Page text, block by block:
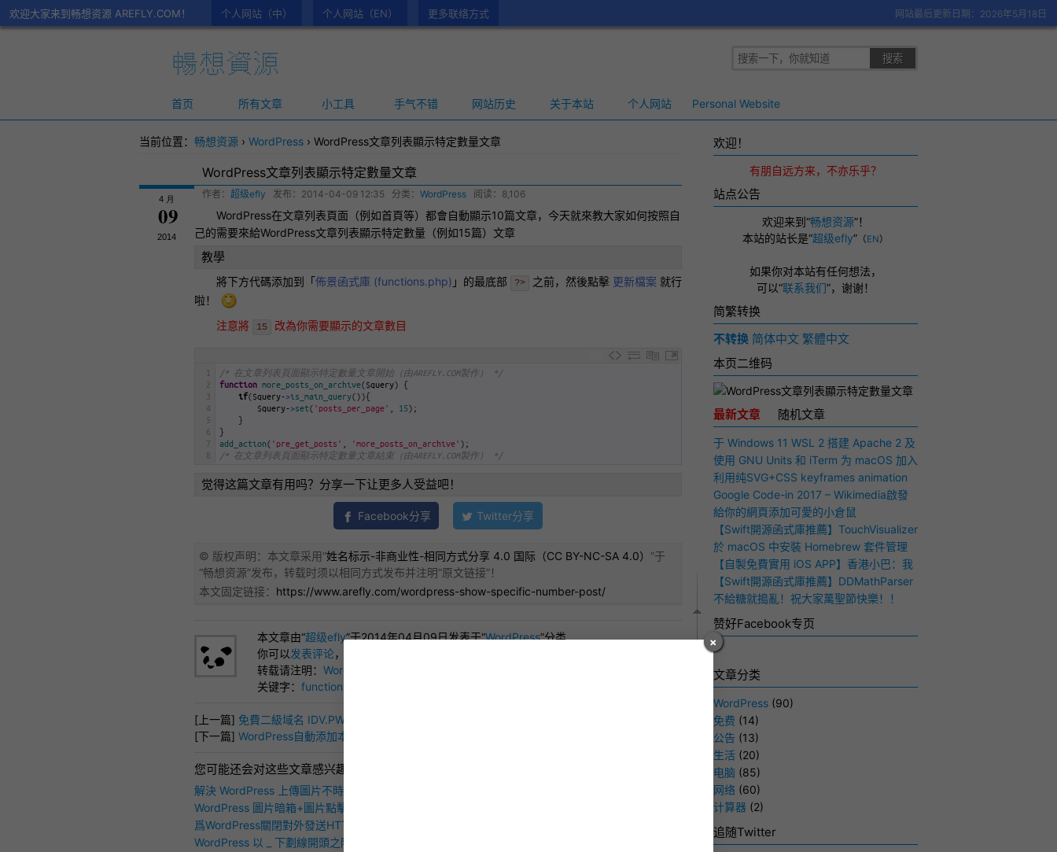
网站最后更新日期：2026年5月18日
欢迎大家来到畅想资源 AREFLY.COM！ 个人网站（中） 个人网站（EN） 更多联络方式
首页 所有文章 小工具 手气不错 网站历史 关于本站 个人网站 Personal Website
×
当前位置： 畅想资源 › WordPress › WordPress文章列表顯示特定數量文章
WordPress文章列表顯示特定數量文章
4 月
09
2014
作者： 超级efly 发布： 2014-04-09 12:35 分类： WordPress 阅读：8,106
WordPress在文章列表頁面（例如首頁等）都會自動顯示10篇文章，今天就來教大家如何按照自
己的需要來給WordPress文章列表顯示特定數量（例如15篇）文章
教學
將下方代碼添加到「佈景函式庫 (functions.php) 」的最底部 ?> 之前，然後點擊 更新檔案 就行
啦！
注意將
15 改為你需要顯示的文章數目
2
3
4
5
6
7
8
/* 在文章列表頁面顯示特定數量文章開始（由AREFLY.COM製作） */
function more_posts_on_archive($query)
{
if($query->is_main_query()){
$query->set( 'posts_per_page' 15) ;
}
}
add_action( 'pre_get_posts' 'more_posts_on_archive' ) ;
/* 在文章列表頁面顯示特定數量文章結束（由AREFLY.COM製作） */
觉得这篇文章有用吗？分享一下让更多人受益吧！
Facebook分享 Twitter分享
© 版权声明：本文章采用“姓名标示-非商业性-相同方式分享 4.0 国际（CC BY-NC-SA 4.0） ”于
“畅想资源”发布，转载时须以相同方式发布并注明“原文链接”！
本文固定链接： https://www.arefly.com/wordpress-show-specific-number-post/
本文章由“超级efly”于2014年04月09日发表于“WordPress”分类
你可以 发表评论，并在保留
转载请注明： WordPress文章列表顯示特定數量文章 | 畅想资源
关键字： functions.php
[上一篇] 免費二級域名 IDV.PW 申請
[下一篇] WordPress自動添加本頁二維碼
您可能还会对这些文章感兴趣！
解決 WordPress 上傳圖片不時出現的奇怪
「HTTP錯誤」問題
WordPress 圖片暗箱+圖片點擊放大外掛 WP
FancyZoom 介紹
爲WordPress關閉對外發送HTTP請求以加快訪
問速度（可設定白名單！）
WordPress 以 _ 下劃線開頭之隱藏自定欄位
欢迎！
有朋自远方来，不亦乐乎？
站点公告
欢迎来到“畅想资源”！
本站的站长是“超级efly” （EN）
如果你对本站有任何想法，
可以“联系我们”， 谢谢！
简繁转换
不转换 简体中文 繁體中文
本页二维码
最新文章 随机文章
于 Windows 11 WSL 2 搭建 Apache 2 及
PHP 7 开发环境
使用 GNU Units 和 iTerm 为 macOS 加入
快捷多功能计算器
利用纯SVG+CSS keyframes animation
动画实现手写毛笔字（书法）效果
Google Code-in 2017 – Wikimedia啟發
與感想
給你的網頁添加可愛的小倉鼠
【Swift開源函式庫推薦】TouchVisualizer
– 於屏幕上顯示你所觸摸的位置
於 macOS 中安裝 Homebrew 套件管理
工具
【自製免費實用 iOS APP】香港小巴：我
要下車！
【Swift開源函式庫推薦】DDMathParser
– 通過文字表達式（算式）計算結果
不給糖就搗亂！祝大家萬聖節快樂！！
赞好Facebook专页
文章分类
WordPress (90)
免费 (14)
公告 (13)
生活 (20)
电脑 (85)
网络 (60)
计算器 (2)
追随Twitter